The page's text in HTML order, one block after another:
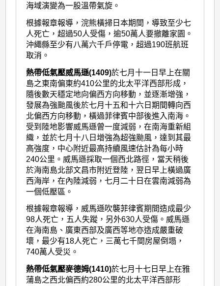
海域演變為一股溫帶氣旋。
根據報章報導，浣熊橫掃日本期間，導致至少七
人死亡，超過50人受傷，逾50萬人要撤離家園。
沖繩縣至少有八萬六千戶停電，超過190班航班
取消。
熱帶低氣壓威馬遜(1409)於七月十一日早上在關
島之東南偏東約410公里的北太平洋西部形成，
隨後數天穩定地向偏西方向移動，並逐漸增強，
發展為強颱風後於七月十五和十六日期間轉向西
北偏西方向移動，橫過菲律賓中部後進入南海。
受到陸地影響威馬遜曾一度減弱，在南海重新組
織，並於七月十八日增強為超強颱風，達到其最
高強度，中心附近最高持續風速估計為每小時
240公里。威馬遜採取一個西北路徑，當天稍後
於海南島北部文昌市附近登陸，翌日早上橫過廣
西海岸，在內陸減弱，七月二十日在雲南減弱為
一個低壓區。
根據報章報導，威馬遜吹襲菲律賓期間造成最少
98人死亡，五人失蹤，另外630人受傷。威馬遜
在海南島、廣東西部及廣西等地亦造成嚴重破
壞，最少有18人死亡，三萬七千間房屋倒塌，
740萬人受災。
熱帶低氣壓麥德姆(1410)於七月十七日早上在雅
蒲島之西北偏西約280公里的北太平洋西部形